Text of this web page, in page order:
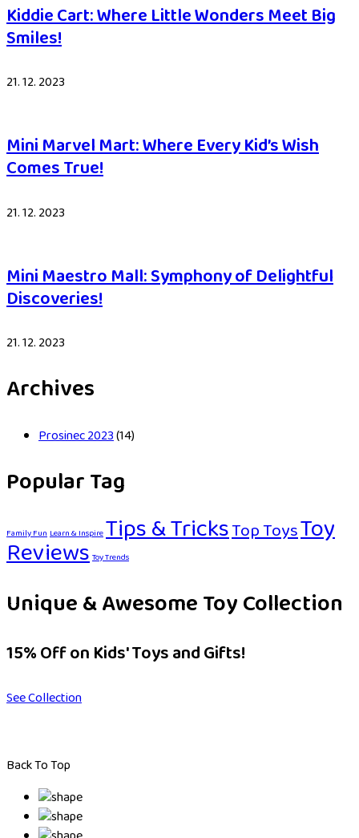
Kiddie Cart: Where Little Wonders Meet Big
Smiles!
21. 12. 2023
Mini Marvel Mart: Where Every Kid’s Wish
Comes True!
21. 12. 2023
Mini Maestro Mall: Symphony of Delightful
Discoveries!
21. 12. 2023
Archives
Prosinec 2023(14)
Popular Tag
Family FunLearn & InspireTips & TricksTop ToysToy
ReviewsToy Trends
Unique & Awesome Toy Collection
15% Off on Kids' Toys and Gifts!
See Collection
Back To Top